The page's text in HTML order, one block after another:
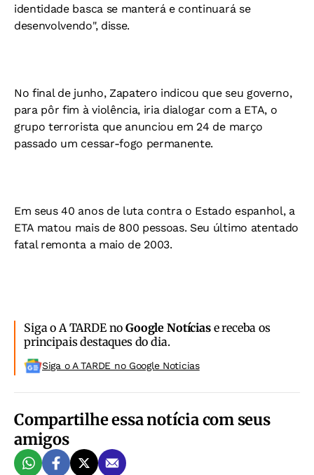
identidade basca se manterá e continuará se
desenvolvendo", disse.
No final de junho, Zapatero indicou que seu governo,
para pôr fim à violência, iria dialogar com a ETA, o
grupo terrorista que anunciou em 24 de março
passado um cessar-fogo permanente.
Em seus 40 anos de luta contra o Estado espanhol, a
ETA matou mais de 800 pessoas. Seu último atentado
fatal remonta a maio de 2003.
Siga o A TARDE noGoogle Notíciase receba os
principais destaques do dia.
Siga o A TARDE no Google Noticias
Compartilhe essa notícia com seus
amigos